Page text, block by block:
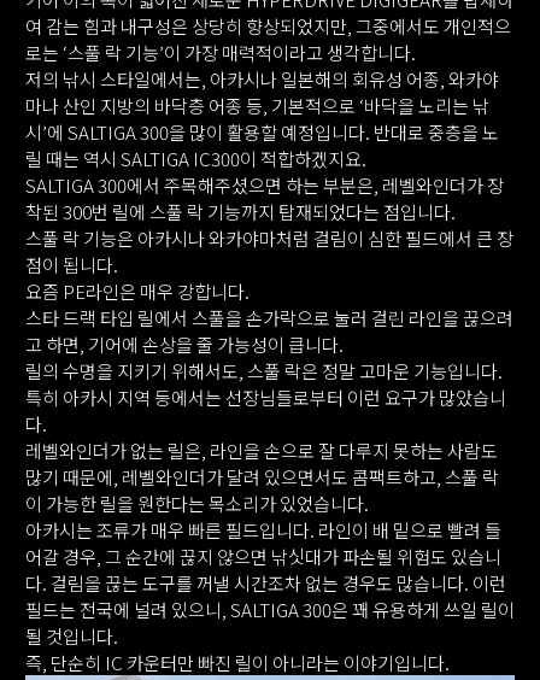
여 감는 힘과 내구성은 상당히 향상되었지만, 그중에서도 개인적으
로는 ‘스풀 락 기능’이 가장 매력적이라고 생각합니다.
저의 낚시 스타일에서는, 아카시나 일본해의 회유성 어종, 와카야
마나 산인 지방의 바닥층 어종 등, 기본적으로 ‘바닥을 노리는 낚
시’에 SALTIGA 300을 많이 활용할 예정입니다. 반대로 중층을 노
릴 때는 역시 SALTIGA IC300이 적합하겠지요.
SALTIGA 300에서 주목해주셨으면 하는 부분은, 레벨와인더가 장
착된 300번 릴에 스풀 락 기능까지 탑재되었다는 점입니다.
스풀 락 기능은 아카시나 와카야마처럼 걸림이 심한 필드에서 큰 장
점이 됩니다.
요즘 PE라인은 매우 강합니다.
스타 드랙 타입 릴에서 스풀을 손가락으로 눌러 걸린 라인을 끊으려
고 하면, 기어에 손상을 줄 가능성이 큽니다.
릴의 수명을 지키기 위해서도, 스풀 락은 정말 고마운 기능입니다.
특히 아카시 지역 등에서는 선장님들로부터 이런 요구가 많았습니
다.
레벨와인더가 없는 릴은, 라인을 손으로 잘 다루지 못하는 사람도
많기 때문에, 레벨와인더가 달려 있으면서도 콤팩트하고, 스풀 락
이 가능한 릴을 원한다는 목소리가 있었습니다.
아카시는 조류가 매우 빠른 필드입니다. 라인이 배 밑으로 빨려 들
어갈 경우, 그 순간에 끊지 않으면 낚싯대가 파손될 위험도 있습니
다. 걸림을 끊는 도구를 꺼낼 시간조차 없는 경우도 많습니다. 이런
필드는 전국에 널려 있으니, SALTIGA 300은 꽤 유용하게 쓰일 릴이
될 것입니다.
즉, 단순히 IC 카운터만 빠진 릴이 아니라는 이야기입니다.